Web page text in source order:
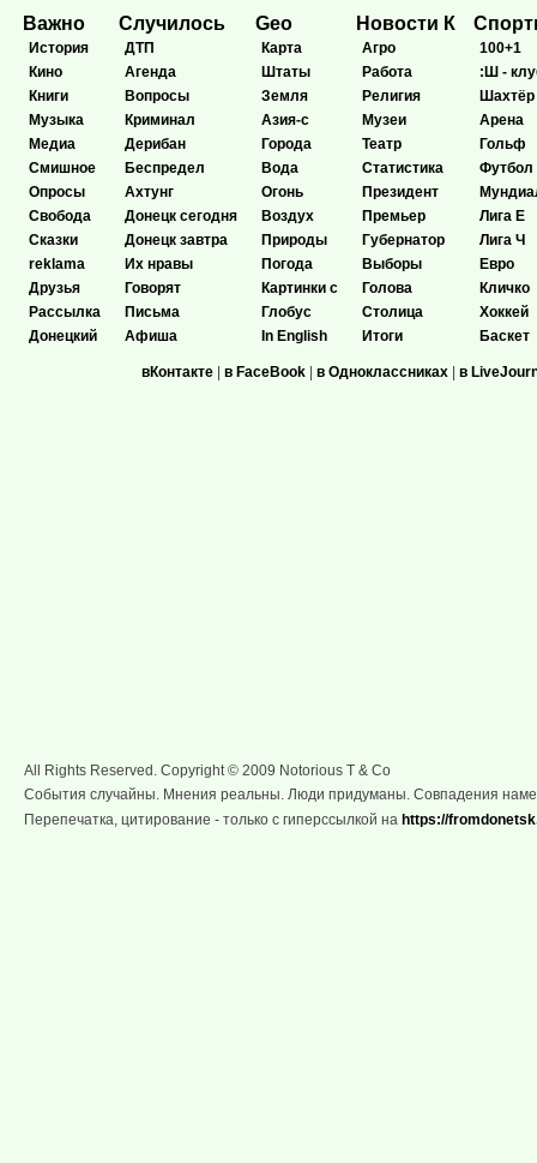
Важно
История
Кино
Книги
Музыка
Медиа
Смишное
Опросы
Свобода
Сказки
reklama
Друзья
Рассылка
Донецкий
Случилось
ДТП
Агенда
Вопросы
Криминал
Дерибан
Беспредел
Ахтунг
Донецк сегодня
Донецк завтра
Их нравы
Говорят
Письма
Афиша
Geo
Карта
Штаты
Земля
Азия-с
Города
Вода
Огонь
Воздух
Природы
Погода
Картинки с
Глобус
In English
Новости К
Агро
Работа
Религия
Музеи
Театр
Статистика
Президент
Премьер
Губернатор
Выборы
Голова
Столица
Итоги
100+1
:Ш -
Шахтёр
Арена
Гольф
Футбол
Лига Е
Лига Ч
Евро
Кличко
Хоккей
Баскет
вКонтакте | в FaceBook | в Одноклассниках | в
All Rights Reserved. Copyright © 2009 Notorious T & Co
События случайны. Мнения реальны. Люди придуманы. Совпадения
Перепечатка, цитирование - только с гиперссылкой на https://